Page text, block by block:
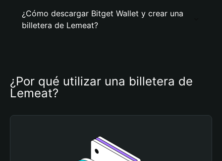
¿Cómo descargar Bitget Wallet y crear una
billetera de Lemeat?
¿Por qué utilizar una billetera de
Lemeat?